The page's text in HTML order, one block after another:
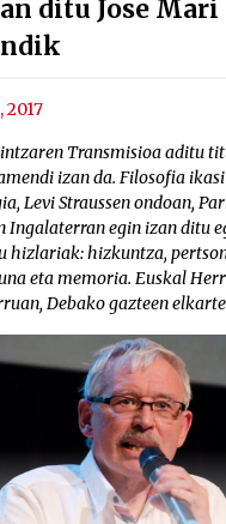
ditu Jose Mari
2017
Transmisioa aditu
izan da. Filosofia
Levi Straussen ondoan,
Ingalaterran egin izan ditu
hizlariak: hizkuntza,
eta memoria. Euskal
Debako gazteen